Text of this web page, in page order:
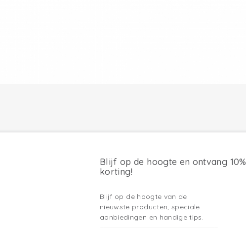
Blijf op de hoogte en ontvang 10%
korting!
Blijf op de hoogte van de
nieuwste producten, speciale
aanbiedingen en handige tips.